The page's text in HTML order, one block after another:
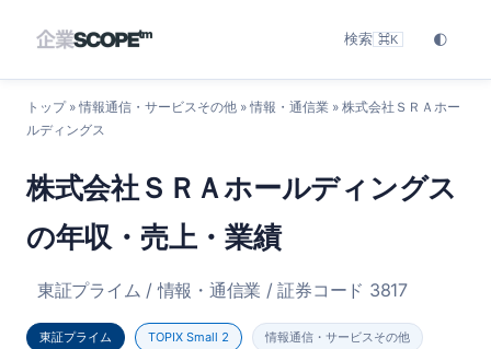
検索 ⌘K 🌓
トップ» 情報通信・サービスその他 » 情報・通信業 » 株式会社ＳＲＡホー
ルディングス
株式会社ＳＲＡホールディングス
の年収・売上・業績
東証プライム / 情報・通信業 / 証券コード 3817
東証プライム TOPIX Small 2 情報通信・サービスその他